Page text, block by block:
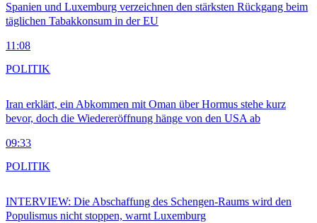
Spanien und Luxemburg verzeichnen den stärksten Rückgang beim
täglichen Tabakkonsum in der EU
11:08
Iran erklärt, ein Abkommen mit Oman über Hormus stehe kurz
bevor, doch die Wiedereröffnung hänge von den USA ab
09:33
POLITIK
INTERVIEW: Die Abschaffung des Schengen-Raums wird den
Populismus nicht stoppen, warnt Luxemburg
POLITIK